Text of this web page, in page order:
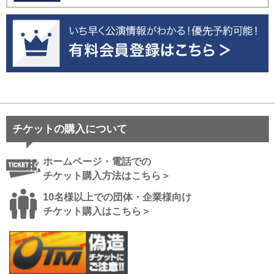
チケットの購入について
ホームページ・電話での
チケット購入方法はこちら＞
10名様以上での団体・企業様向け
チケット購入はこちら＞